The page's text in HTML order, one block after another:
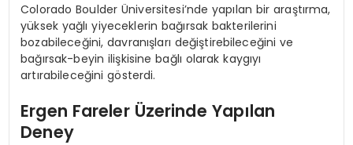
Colorado Boulder Üniversitesi’nde yapılan bir araştırma,
yüksek yağlı yiyeceklerin bağırsak bakterilerini
bozabileceğini, davranışları değiştirebileceğini ve
bağırsak-beyin ilişkisine bağlı olarak kaygıyı
artırabileceğini gösterdi.
Ergen Fareler Üzerinde Yapılan
Deney